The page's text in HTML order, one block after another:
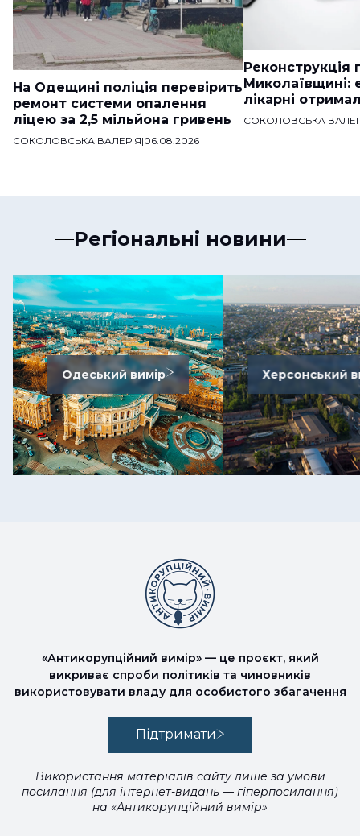
На Одещині поліція перевірить
ремонт системи опалення
ліцею за 2,5 мільйона гривень
СОКОЛОВСЬКА ВАЛЕРІЯ|06.08.2026
Реконструкція
Миколаївщині:
лікарні
СОКОЛОВСЬКА
Регіональні новини
Одеський вимір Херсонський
«Антикорупційний вимір» — це проєкт, який
викриває спроби політиків та чиновників
використовувати владу для особистого збагачення
Підтримати
Використання матеріалів сайту лише за умови
посилання (для інтернет-видань — гіперпосилання)
на «Антикорупційний вимір»